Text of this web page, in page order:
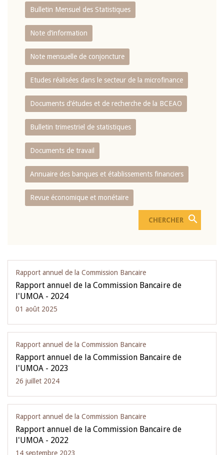
Bulletin Mensuel des Statistiques
Note d’information
Note mensuelle de conjoncture
Etudes réalisées dans le secteur de la microfinance
Documents d’études et de recherche de la BCEAO
Bulletin trimestriel de statistiques
Documents de travail
Annuaire des banques et établissements financiers
Revue économique et monétaire
Rapport annuel de la Commission Bancaire
Rapport annuel de la Commission Bancaire de
l'UMOA - 2024
01 août 2025
Rapport annuel de la Commission Bancaire
Rapport annuel de la Commission Bancaire de
l'UMOA - 2023
26 juillet 2024
Rapport annuel de la Commission Bancaire
Rapport annuel de la Commission Bancaire de
l'UMOA - 2022
14 septembre 2023